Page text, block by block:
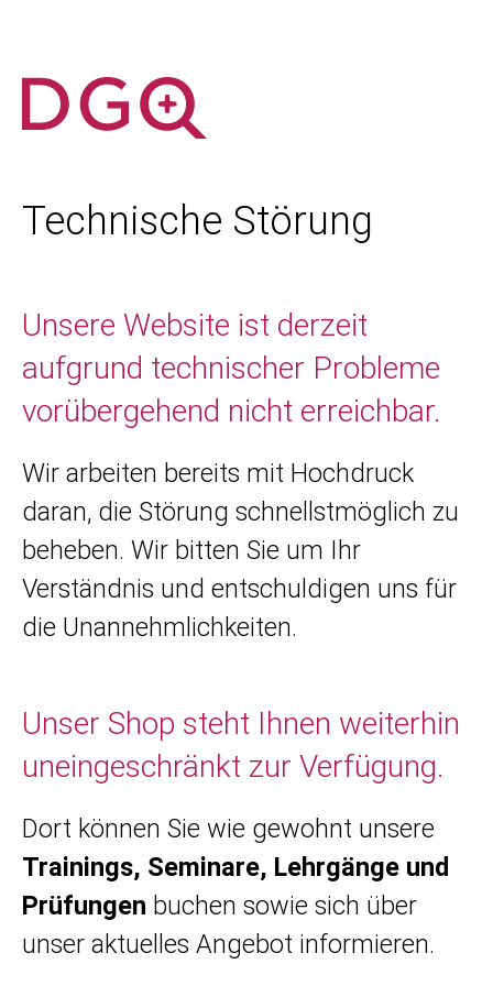
Technische Störung
Unsere Website ist derzeit
aufgrund technischer Probleme
vorübergehend nicht erreichbar.
Wir arbeiten bereits mit Hochdruck
daran, die Störung schnellstmöglich zu
beheben. Wir bitten Sie um Ihr
Verständnis und entschuldigen uns für
die Unannehmlichkeiten.
Unser Shop steht Ihnen weiterhin
uneingeschränkt zur Verfügung.
Dort können Sie wie gewohnt unsere
Trainings, Seminare, Lehrgänge und
Prüfungen buchen sowie sich über
unser aktuelles Angebot informieren.